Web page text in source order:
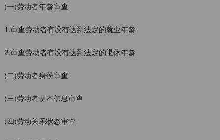
(一)劳动者年龄审查
1.审查劳动者有没有达到法定的就业年龄
2.审查劳动者有没有达到法定的退休年龄
(二)劳动者身份审查
(三)劳动者基本信息审查
(四)劳动关系状态审查